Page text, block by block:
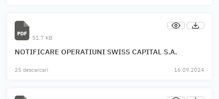
51.7 KB
NOTIFICARE OPERATIUNI SWISS CAPITAL S.A.
25 descarcari 16.09.2024